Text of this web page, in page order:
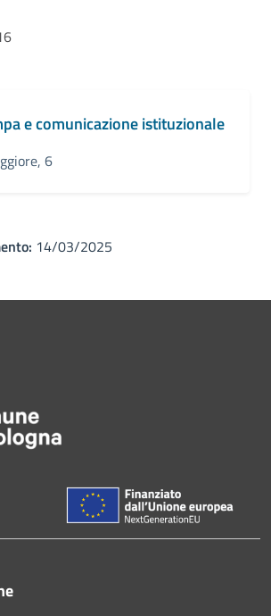
e comunicazione istituzionale
6
14/03/2025